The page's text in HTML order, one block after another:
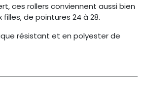
ces rollers conviennent aussi bien
de pointures 24 à 28.
résistant et en polyester de